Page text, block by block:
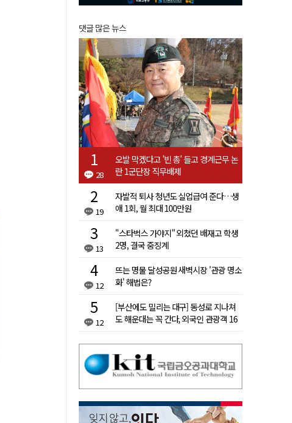
댓글 많은 뉴스
28
오발 막겠다고 '빈 총' 들고 경계근무 논
란 1군단장 직무배제
19
자발적 퇴사 청년도 실업급여 준다…생
애 1회, 월 최대 100만원
13
"스타벅스 가야지" 외쳤던 배재고 학생
2명, 결국 중징계
12
뜨는 명물 달성공원 새벽시장 '관광 명소
화' 해법은?
12
[부산에도 밀리는 대구] 동성로 지나쳐
도 해운대는 꼭 간다, 외국인 관광객 16